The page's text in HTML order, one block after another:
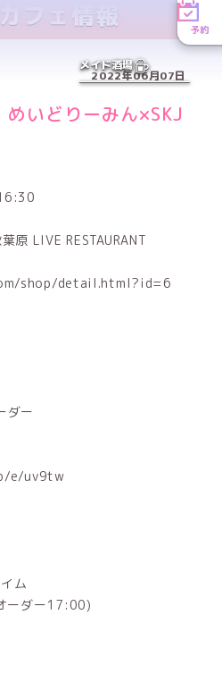
予約
メイド酒場
フェ情報
2022年06月07日
めいどりーみん×SKJ
原 LIVE RESTAURANT
shop/detail.html?id=6
ダー
e/uv9tw
ム
ーダー17:00)